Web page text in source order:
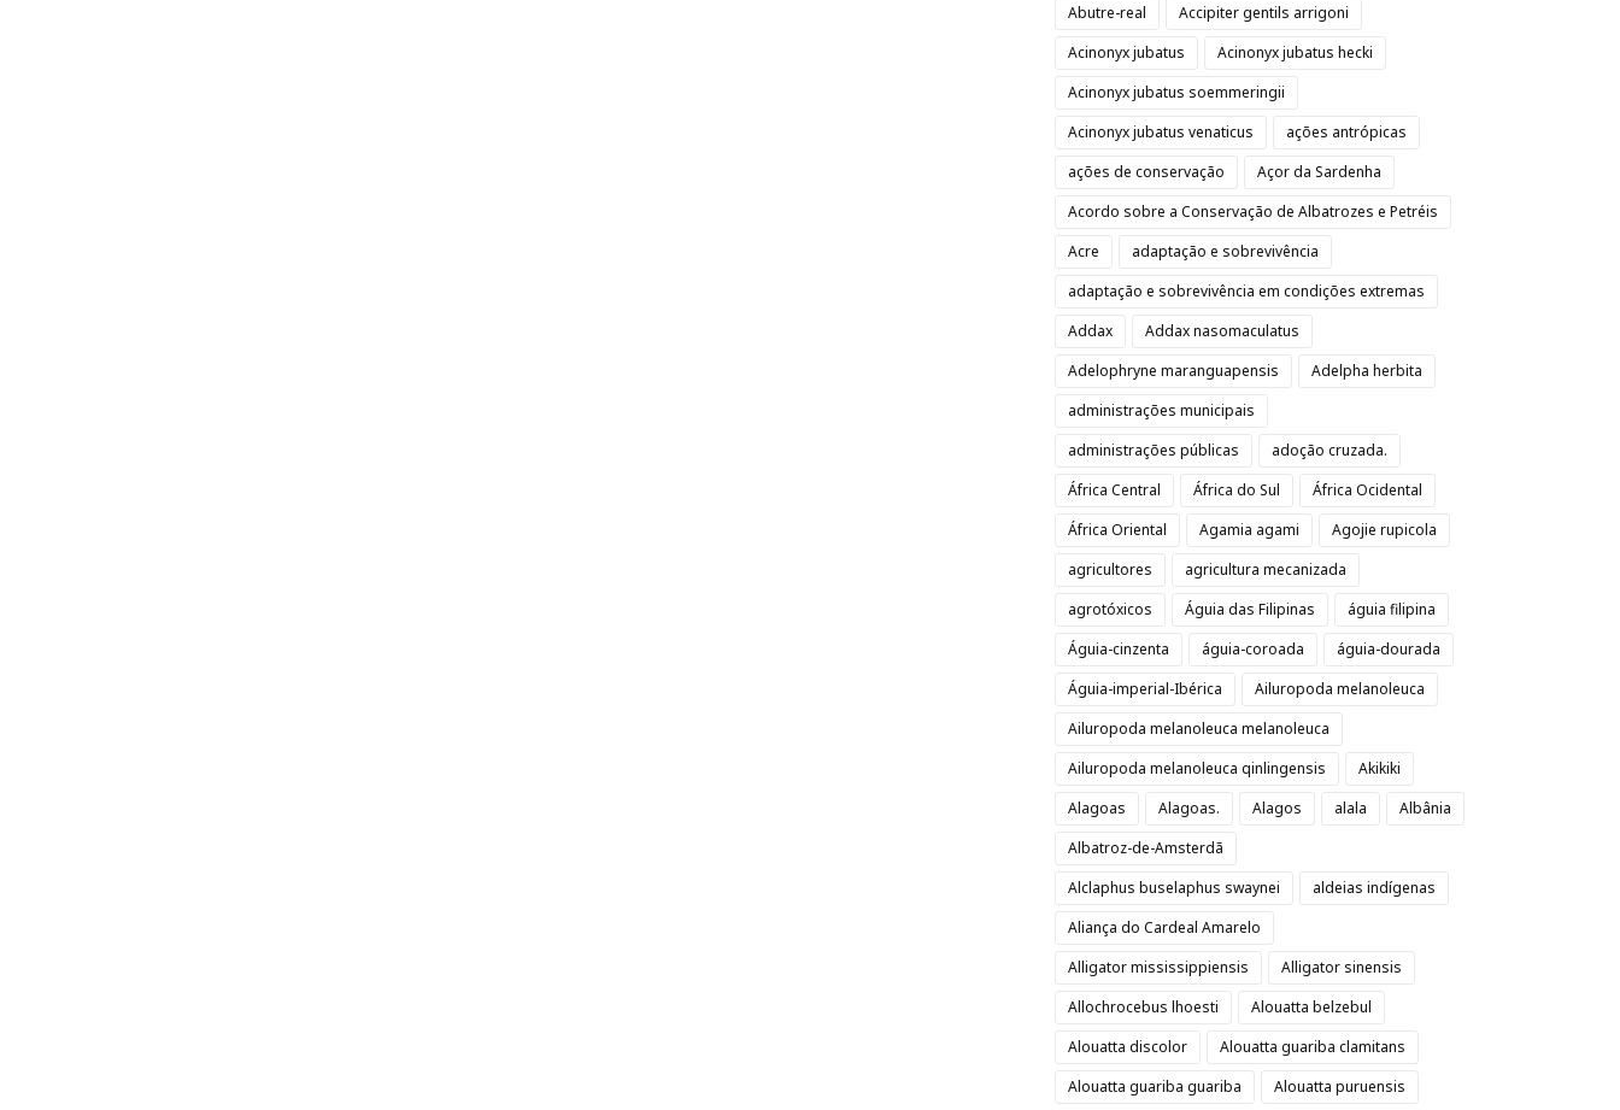
Abutre-real
Accipiter gentils arrigoni
Acinonyx jubatus
Acinonyx jubatus hecki
Acinonyx jubatus soemmeringii
Acinonyx jubatus venaticus
ações antrópicas
ações de conservação
Açor da Sardenha
Acordo sobre a Conservação de Albatrozes e Petréis
Acre
adaptação e sobrevivência
adaptação e sobrevivência em condições extremas
Addax
Addax nasomaculatus
Adelophryne maranguapensis
Adelpha herbita
administrações municipais
administrações públicas
adoção cruzada.
África Central
África do Sul
África Ocidental
África Oriental
Agamia agami
Agojie rupicola
agricultores
agricultura mecanizada
agrotóxicos
Águia das Filipinas
águia filipina
Águia-cinzenta
águia-coroada
águia-dourada
Águia-imperial-Ibérica
Ailuropoda melanoleuca
Ailuropoda melanoleuca melanoleuca
Ailuropoda melanoleuca qinlingensis
Akikiki
Alagoas
Alagoas. Alagos alala
Albânia
Albatroz-de-Amsterdã
Alclaphus buselaphus swaynei
aldeias indígenas
Aliança do Cardeal Amarelo
Alligator mississippiensis
Alligator sinensis
Allochrocebus lhoesti
Alouatta belzebul
Alouatta discolor
Alouatta guariba clamitans
Alouatta guariba guariba
Alouatta puruensis